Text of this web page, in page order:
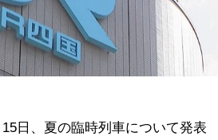
日、夏の臨時列車について発表